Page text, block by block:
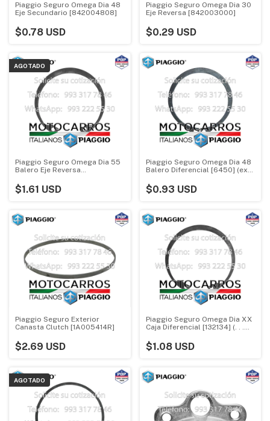
Piaggio Seguro Omega Dia 48
Eje Secundario [842004808]
$0.78 USD
Piaggio Seguro Omega Dia 30
Eje Reversa [842003000]
$0.29 USD
AGOTADO
Piaggio Seguro Omega Dia 55
Balero Eje Reversa
$1.61 USD
Piaggio Seguro Omega Dia 48
Balero Diferencial [6450] (ext)
$0.93 USD
Piaggio Seguro Exterior
Canasta Clutch [1A005414R]
$2.69 USD
Piaggio Seguro Omega Dia XX
Caja Diferencial [132134] (. . .
$1.08 USD
AGOTADO